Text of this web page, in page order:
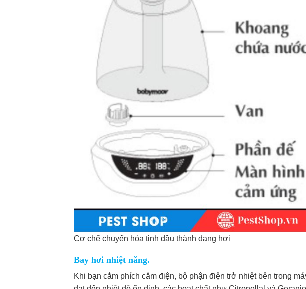
Cơ chế chuyển hóa tinh dầu thành dạng hơi
Bay hơi nhiệt năng.
Khi bạn cắm phích cắm điện, bộ phận điện trở nhiệt bên trong